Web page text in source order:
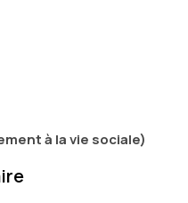
à la vie sociale)